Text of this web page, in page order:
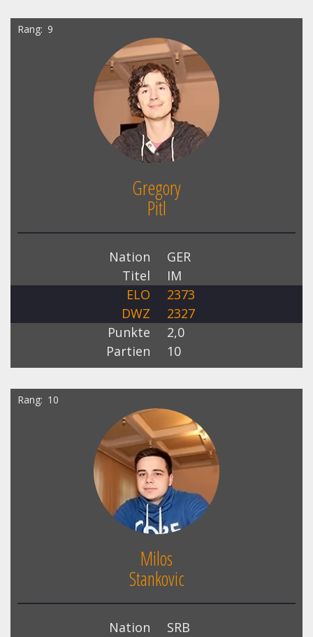
Rang 9
Gregory
Pitl
Nation
GER
Titel
IM
ELO
2373
DWZ
2327
Punkte
2,0
Partien
10
Rang 10
Milos
Stankovic
Nation
SRB